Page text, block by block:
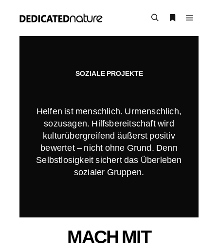
SOZIALE PROJEKTE
Helfen ist menschlich. Urmenschlich,
sozusagen. Hilfsbereitschaft wird
kulturübergreifend äußerst positiv
bewertet – nicht ohne Grund. Denn
Selbstlosigkeit sichert das Überleben
sozialer Gruppen.
MACH MIT